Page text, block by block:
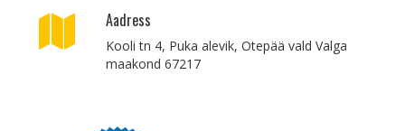
Aadress
Kooli tn 4, Puka alevik, Otepää vald Valga
maakond 67217